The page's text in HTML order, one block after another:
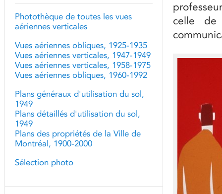
celle
Photothèque de toutes les vues
aériennes verticales
Vues aériennes obliques, 1925-1935
Vues aériennes verticales, 1947-1949
Vues aériennes verticales, 1958-1975
Vues aériennes obliques, 1960-1992
Plans généraux d'utilisation du sol,
1949
Plans détaillés d'utilisation du sol,
1949
Plans des propriétés de la Ville de
Montréal, 1900-2000
Sélection photo